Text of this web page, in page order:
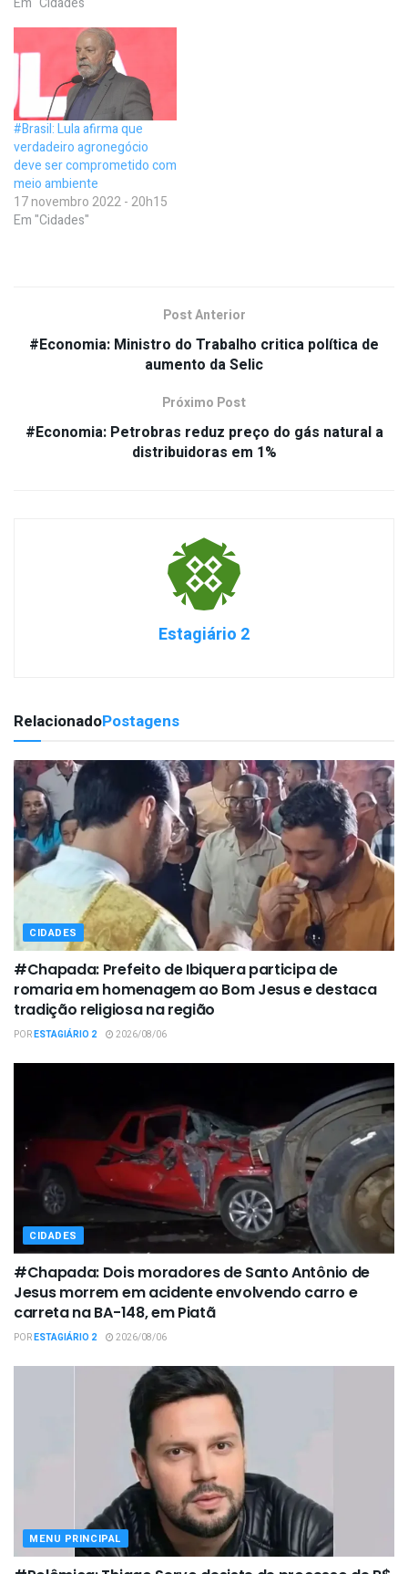
#Brasil: Lula afirma que
verdadeiro agronegócio
deve ser comprometido com
meio ambiente
17 novembro 2022 - 20h15
Em "Cidades"
Post Anterior
#Economia: Ministro do Trabalho critica política de
aumento da Selic
Próximo Post
#Economia: Petrobras reduz preço do gás natural a
distribuidoras em 1%
Estagiário 2
RelacionadoPostagens
CIDADES
#Chapada: Prefeito de Ibiquera participa de
romaria em homenagem ao Bom Jesus e destaca
tradição religiosa na região
PORESTAGIÁRIO 2 2026/08/06
CIDADES
#Chapada: Dois moradores de Santo Antônio de
Jesus morrem em acidente envolvendo carro e
carreta na BA-148, em Piatã
PORESTAGIÁRIO 2 2026/08/06
MENU PRINCIPAL